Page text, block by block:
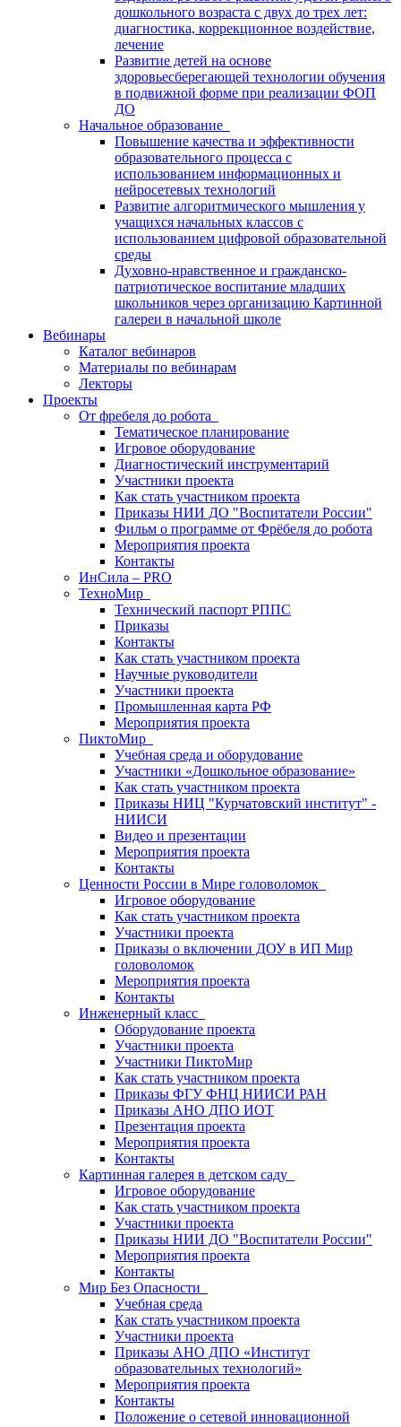
дошкольного возраста с двух до трех лет:
диагностика, коррекционное воздействие,
лечение
Развитие детей на основе
здоровьесберегающей технологии обучения
в подвижной форме при реализации ФОП
ДО
Начальное образование
Повышение качества и эффективности
образовательного процесса с
использованием информационных и
нейросетевых технологий
Развитие алгоритмического мышления у
учащихся начальных классов с
использованием цифровой образовательной
среды
Духовно-нравственное и гражданско-
патриотическое воспитание младших
школьников через организацию Картинной
галереи в начальной школе
Вебинары
Каталог вебинаров
Материалы по вебинарам
Лекторы
Проекты
От фребеля до робота
Тематическое планирование
Игровое оборудование
Диагностический инструментарий
Участники проекта
Как стать участником проекта
Приказы НИИ ДО "Воспитатели России"
Фильм о программе от Фрёбеля до робота
Мероприятия проекта
Контакты
ИнСила – PRO
ТехноМир
Технический паспорт РППС
Приказы
Контакты
Как стать участником проекта
Научные руководители
Участники проекта
Промышленная карта РФ
Мероприятия проекта
ПиктоМир
Учебная среда и оборудование
Участники «Дошкольное образование»
Как стать участником проекта
Приказы НИЦ "Курчатовский институт" -
НИИСИ
Видео и презентации
Мероприятия проекта
Контакты
Ценности России в Мире головоломок
Игровое оборудование
Как стать участником проекта
Участники проекта
Приказы о включении ДОУ в ИП Мир
головоломок
Мероприятия проекта
Контакты
Инженерный класс
Оборудование проекта
Участники проекта
Участники ПиктоМир
Как стать участником проекта
Приказы ФГУ ФНЦ НИИСИ РАН
Приказы АНО ДПО ИОТ
Презентация проекта
Мероприятия проекта
Контакты
Картинная галерея в детском саду
Игровое оборудование
Как стать участником проекта
Участники проекта
Приказы НИИ ДО "Воспитатели России"
Мероприятия проекта
Контакты
Мир Без Опасности
Учебная среда
Как стать участником проекта
Участники проекта
Приказы АНО ДПО «Институт
образовательных технологий»
Мероприятия проекта
Контакты
Положение о сетевой инновационной